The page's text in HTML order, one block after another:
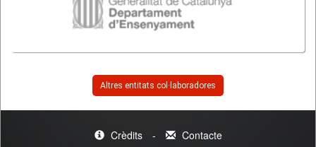
Altres entitats col·laboradores
Crèdits - Contacte